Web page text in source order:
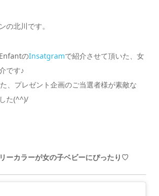
の北川です。
のInsatgramで紹介させて頂いた、女
です♪
、プレゼント企画のご当選者様が素敵な
た(^^)/
ーカラーが女の子ベビーにぴったり♡